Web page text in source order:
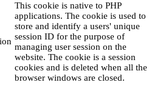
This cookie is native to PHP
applications. The cookie is used to
store and identify a users' unique
session ID for the purpose of
managing user session on the
website. The cookie is a session
cookies and is deleted when all the
browser windows are closed.